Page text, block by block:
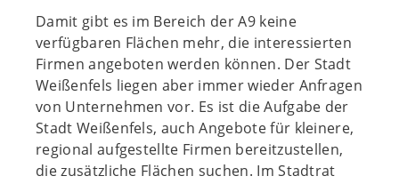
Damit gibt es im Bereich der A9 keine
verfügbaren Flächen mehr, die interessierten
Firmen angeboten werden können. Der Stadt
Weißenfels liegen aber immer wieder Anfragen
von Unternehmen vor. Es ist die Aufgabe der
Stadt Weißenfels, auch Angebote für kleinere,
regional aufgestellte Firmen bereitzustellen,
die zusätzliche Flächen suchen. Im Stadtrat